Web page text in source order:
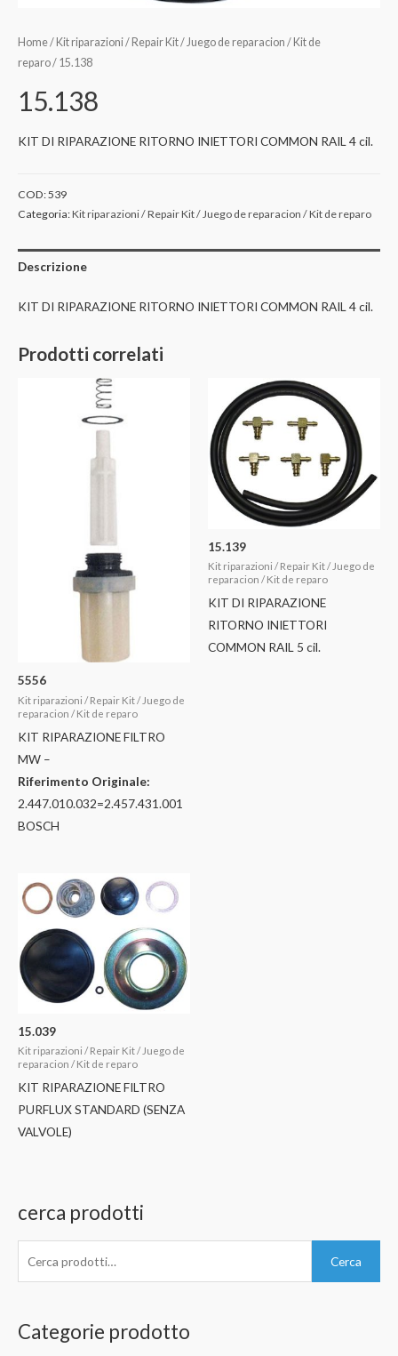
Home/ Kit riparazioni / Repair Kit / Juego de reparacion / Kit de
reparo/ 15.138
15.138
KIT DI RIPARAZIONE RITORNO INIETTORI COMMON RAIL 4 cil.
COD:539
Categoria:Kit riparazioni / Repair Kit / Juego de reparacion / Kit de reparo
Descrizione
KIT DI RIPARAZIONE RITORNO INIETTORI COMMON RAIL 4 cil.
Prodotti correlati
5556
Kit riparazioni / Repair Kit / Juego de
reparacion / Kit de reparo
KIT RIPARAZIONE FILTRO
MW –
Riferimento Originale:
2.447.010.032=2.457.431.001
BOSCH
15.139
Kit riparazioni / Repair Kit / Juego de
reparacion / Kit de reparo
KIT DI RIPARAZIONE
RITORNO INIETTORI
COMMON RAIL 5 cil.
15.039
Kit riparazioni / Repair Kit / Juego de
reparacion / Kit de reparo
KIT RIPARAZIONE FILTRO
PURFLUX STANDARD (SENZA
VALVOLE)
cerca prodotti
c
Cerca
Categorie prodotto